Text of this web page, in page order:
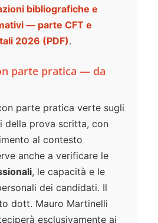
bibliografiche e
— parte CFT e
2026 (PDF).
parte pratica — da
parte pratica verte sugli
della prova scritta, con
al contesto
anche a verificare le
, le capacità e le
dei candidati. Il
dott. Mauro Martinelli
esclusivamente ai